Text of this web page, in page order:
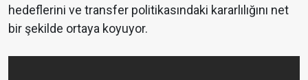
hedeflerini ve transfer politikasındaki kararlılığını net
bir şekilde ortaya koyuyor.